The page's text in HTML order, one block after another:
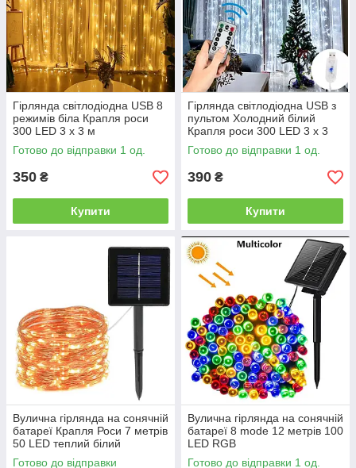
Гірлянда світлодіодна USB 8
режимів біла Крапля роси
300 LED 3 х 3 м
Готово до відправки 1 од.
350 ₴
Купити
Гірлянда світлодіодна USB з
пультом Холодний білий
Крапля роси 300 LED 3 х 3
метр
Готово до відправки 1 од.
390 ₴
Купити
Вулична гірлянда на сонячній
батареї Крапля Роси 7 метрів
50 LED теплий білий
Готово до відправки
Вулична гірлянда на сонячній
батареї 8 mode 12 метрів 100
LED RGB
Готово до відправки 1 од.